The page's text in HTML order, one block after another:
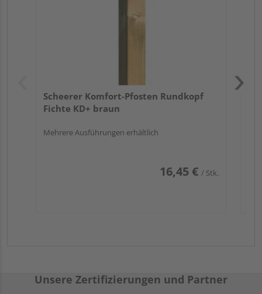
Scheerer Komfort-Pfosten Rundkopf
Fichte KD+ braun
Mehrere Ausführungen erhältlich
16,45 € / Stk.
Unsere Zertifizierungen und Partner